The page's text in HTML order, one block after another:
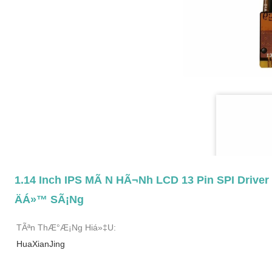
1.14 Inch IPS MÃ N HÃ¬nh LCD 13 Pin SPI
Äá»™ SÃ¡ng
TÃªn ThÆ°Æ¡ng Hiá»‡u:
HuaXianJing